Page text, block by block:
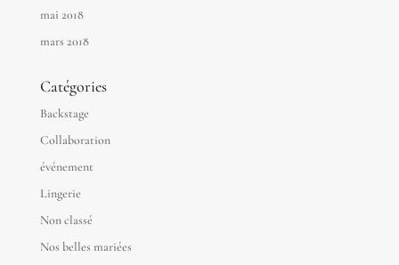
mai 2018
mars 2018
Catégories
Backstage
Collaboration
événement
Lingerie
Non classé
Nos belles mariées